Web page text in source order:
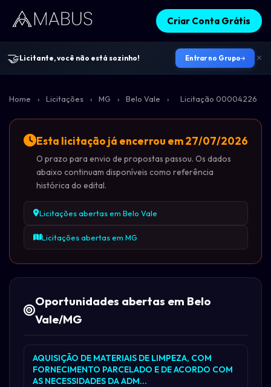
Criar Conta Grátis
🤝Licitante, você não está sozinho! Entrar no Grupo
Home › Licitações › MG › Belo Vale › Licitação 00004226
Esta licitação já encerrou em 27/07/2026
O prazo para envio de propostas passou. Os dados
abaixo continuam disponíveis como referência
histórica do edital.
Licitações abertas em Belo Vale
Licitações abertas em MG
Oportunidades abertas em Belo
Vale/MG
AQUISIÇÃO DE MATERIAIS DE LIMPEZA, COM
FORNECIMENTO PARCELADO E DE ACORDO COM
AS NECESSIDADES DA ADM…